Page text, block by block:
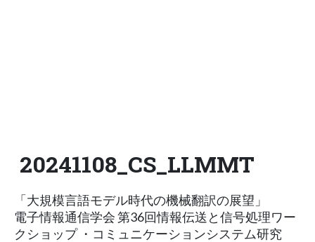
20241108_CS_LLMMT
「大規模言語モデル時代の機械翻訳の展望」
電子情報通信学会 第36回情報伝送と信号処理ワー
クショップ ・コミュニケーションシステム研究